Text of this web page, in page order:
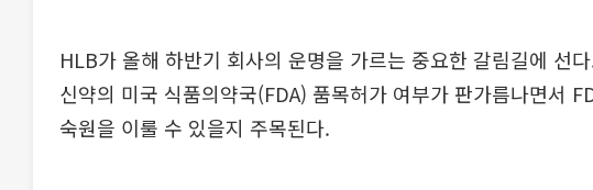
HLB가 올해 하반기 회사의 운명을 가르는 중요한 갈림길에 선
신약의 미국 식품의약국(FDA) 품목허가 여부가 판가름나면서
숙원을 이룰 수 있을지 주목된다.